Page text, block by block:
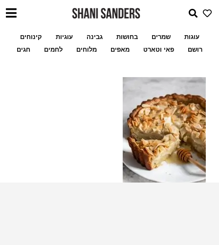
עוגות שמרים בחושות גבינה עוגיות
קינוחים
רושם
פאי וטארט מאפים מלוחים לחמים חגים